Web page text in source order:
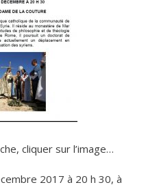
cliquer sur l’image…
2017 à 20 h 30, à